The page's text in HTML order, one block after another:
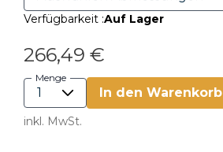
Verfügbarkeit :Auf Lager
266,49 €
Menge
In den Warenkorb
inkl. MwSt.